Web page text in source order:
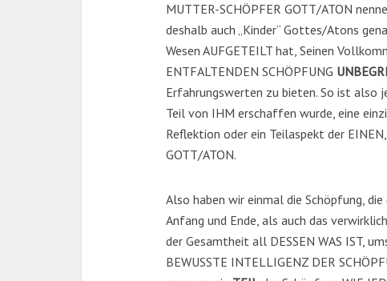
MUTTER-SCHÖPFER GOTT/ATON
deshalb auch „Kinder“ Gottes/Atons
Wesen AUFGETEILT hat, Seinen
ENTFALTENDEN SCHÖPFUNG
Erfahrungswerten zu bieten. So ist also
Teil von IHM erschaffen wurde, eine
Reflektion oder ein Teilaspekt der
GOTT/ATON.
Also haben wir einmal die Schöpfung,
Anfang und Ende, als auch das
der Gesamtheit all DESSEN WAS IST,
BEWUSSTE INTELLIGENZ DER